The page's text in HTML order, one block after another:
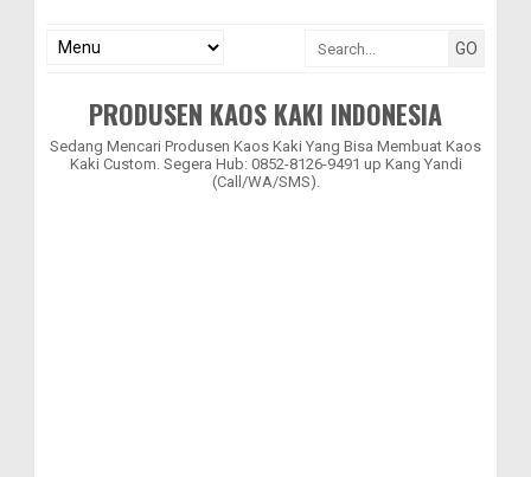
PRODUSEN KAOS KAKI INDONESIA
Sedang Mencari Produsen Kaos Kaki Yang Bisa Membuat Kaos
Kaki Custom. Segera Hub: 0852-8126-9491 up Kang Yandi
(Call/WA/SMS).